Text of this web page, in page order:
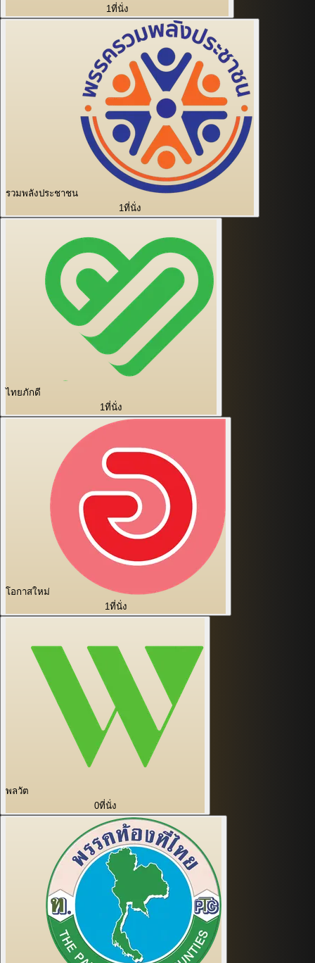
1ที่นั่ง
รวมพลังประชาชน
1ที่นั่ง
ไทยภักดี
1ที่นั่ง
โอกาสใหม่
1ที่นั่ง
พลวัต
0ที่นั่ง